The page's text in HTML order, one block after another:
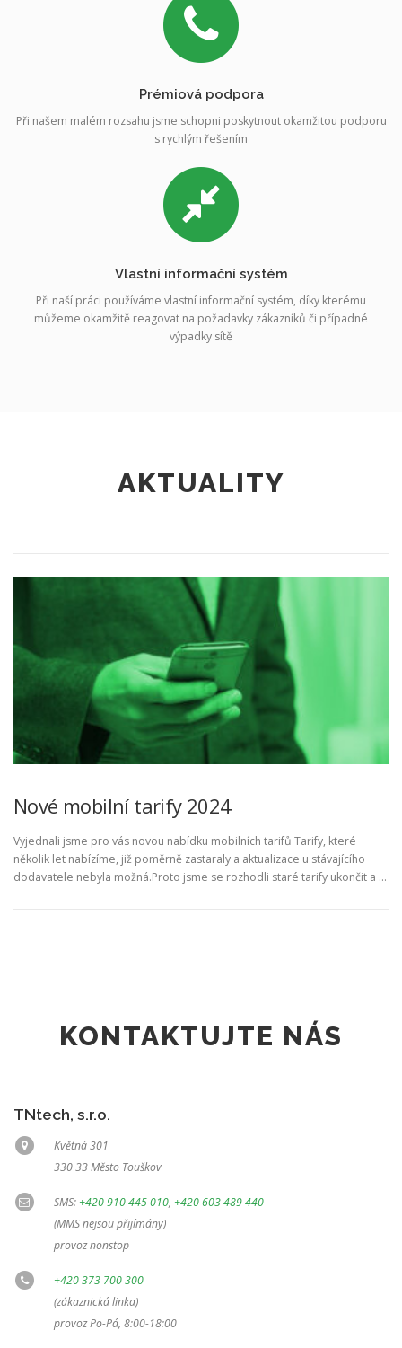
Prémiová podpora
Při našem malém rozsahu jsme schopni poskytnout okamžitou podporu
s rychlým řešením
Vlastní informační systém
Při naší práci používáme vlastní informační systém, díky kterému
můžeme okamžitě reagovat na požadavky zákazníků či případné
výpadky sítě
AKTUALITY
Nové mobilní tarify 2024
Vyjednali jsme pro vás novou nabídku mobilních tarifů Tarify, které
několik let nabízíme, již poměrně zastaraly a aktualizace u stávajícího
dodavatele nebyla možná.Proto jsme se rozhodli staré tarify ukončit a …
KONTAKTUJTE NÁS
TNtech, s.r.o.
Květná 301
330 33 Město Touškov
SMS:+420 910 445 010, +420 603 489 440
(MMS nejsou přijímány)
provoz nonstop
+420 373 700 300
(zákaznická linka)
provoz Po-Pá, 8:00-18:00